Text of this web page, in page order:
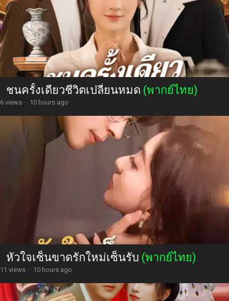
ชนครั้งเดียวชีวิตเปลี่ยนหมด (พากย์ไทย)
6 views · 10 hours ago
หัวใจเซ็นขาดรักใหม่เซ็นรับ (พากย์ไทย)
11 views · 10 hours ago